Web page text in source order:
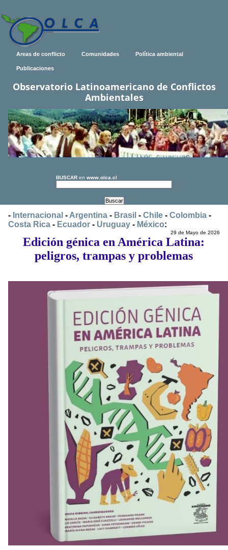
Areas de conflicto Comunidades Política ambiental
Publicaciones
Observatorio Latinoamericano de Conflictos
Ambientales
BUSCAR en www.olca.cl
- Internacional - Argentina - Brasil - Chile - Colombia -
Costa Rica - Ecuador - Uruguay - México:
29 de Mayo de 2026
Edición génica en América Latina:
peligros, trampas y problemas